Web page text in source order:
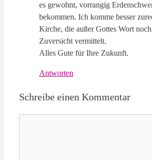
es gewohnt, vorrangig
bekommen. Ich komme besser
Kirche, die außer Gottes Wort
Zuversicht vermittelt.
Alles Gute für Ihre Zukunft.
Antworten
Schreibe einen Kommentar